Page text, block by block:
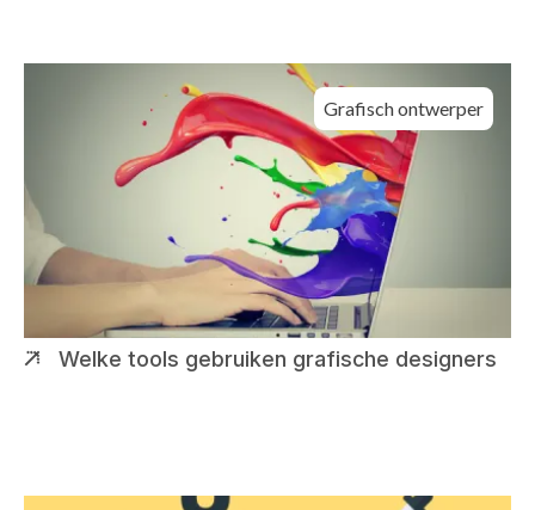
Welke tools gebruiken grafische designers
Grafisch ontwerper